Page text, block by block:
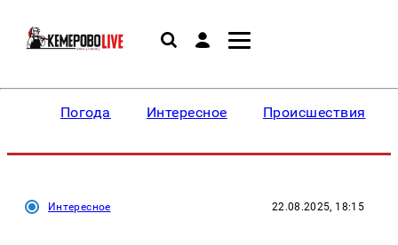
Погода Интересное Происшествия
Интересное 22.08.2025, 18:15